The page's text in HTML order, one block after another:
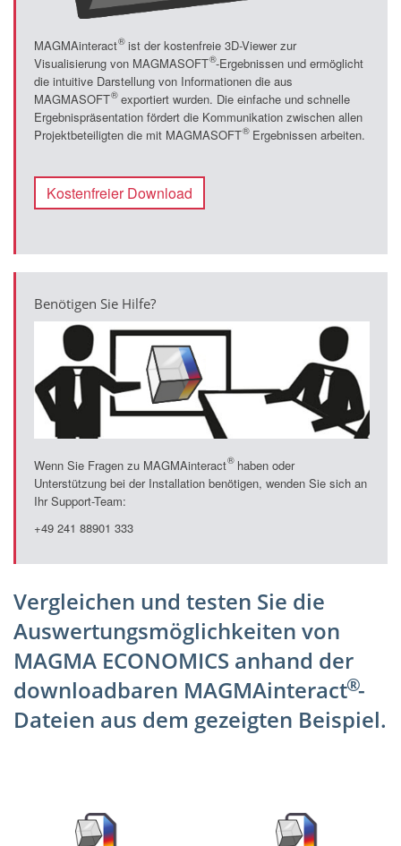
MAGMAinteract
®ist der kostenfreie 3D-Viewer zur
Visualisierung von MAGMASOFT
®-Ergebnissen und ermöglicht
die intuitive Darstellung von Informationen die aus
MAGMASOFT
®exportiert wurden. Die einfache und schnelle
Ergebnispräsentation fördert die Kommunikation zwischen allen
Projektbeteiligten die mit MAGMASOFT
®Ergebnissen arbeiten.
Kostenfreier Download
Benötigen Sie Hilfe?
Wenn Sie Fragen zu MAGMAinteract
®haben oder
Unterstützung bei der Installation benötigen, wenden Sie sich an
Ihr Support-Team:
+49 241 88901 333
Vergleichen und testen Sie die
Auswertungsmöglichkeiten von
MAGMA ECONOMICS anhand der
downloadbaren MAGMAinteract
®-
Dateien aus dem gezeigten Beispiel.